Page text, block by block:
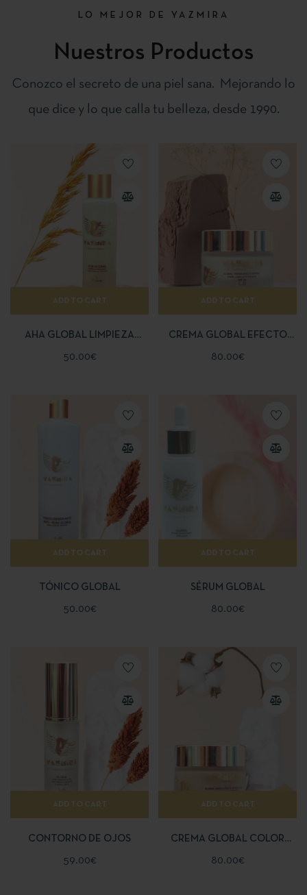
LO MEJOR DE YAZMIRA
Nuestros Productos
Conozco el secreto de una piel sana. Mejorando lo
que dice y lo que calla tu belleza, desde 1990.
ADD TO CART
AHA GLOBAL LIMPIEZA
50.00€
ADD TO CART
CREMA GLOBAL EFECTO
80.00€
ADD TO CART
TÓNICO GLOBAL
50.00€
ADD TO CART
SÉRUM GLOBAL
80.00€
ADD TO CART
CONTORNO DE OJOS
59.00€
ADD TO CART
CREMA GLOBAL COLOR
80.00€